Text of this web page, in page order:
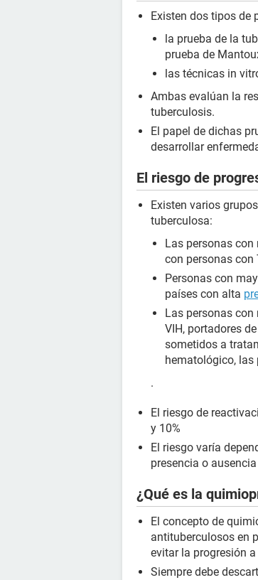
Existen dos tipos de
la prueba de la
prueba de
las técnicas in
Ambas evalúan la
tuberculosis.
El papel de dichas
desarrollar
El riesgo de
Existen varios
tuberculosa:
Las personas
con personas con
Personas con
países con alta
Las personas
VIH, portadores de
sometidos a
hematológico, las
.
El riesgo de
y 10%
El riesgo varía
presencia o
¿Qué es la
El concepto de
antituberculosos en
evitar la progresión
Siempre debe